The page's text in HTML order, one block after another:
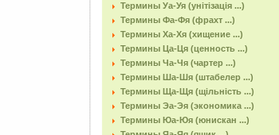
Термины Уа-Уя (унітізація ...)
Термины Фа-Фя (фрахт ...)
Термины Ха-Хя (хищение ...)
Термины Ца-Ця (ценность ...)
Термины Ча-Чя (чартер ...)
Термины Ша-Шя (штабелер ...)
Термины Ща-Щя (щільність ...)
Термины Эа-Эя (экономика ...)
Термины Юа-Юя (юнискан ...)